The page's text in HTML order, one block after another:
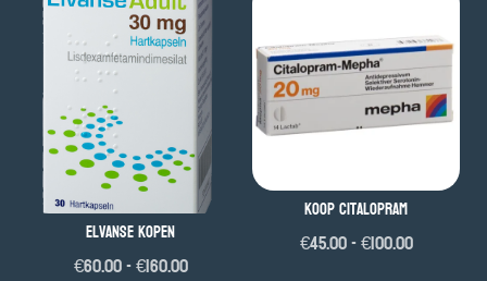
Elvanse Kopen
€60.00-€160.00Prijsklasse:
Koop Citalopram
€45.00-€100.00